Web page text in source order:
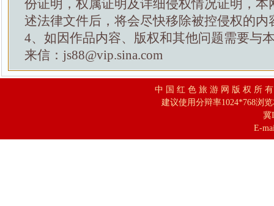
份证明，权属证明及详细侵权情况证明，本
述法律文件后，将会尽快移除被控侵权的内
4、如因作品内容、版权和其他问题需要与
来信：js88@vip.sina.com
中 国 红 色 旅 游 网 版 权 所
建议使用分辩率1024*768浏
冀
E-